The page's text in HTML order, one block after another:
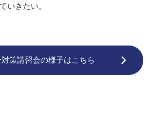
いきたい。
策講習会の様子はこちら